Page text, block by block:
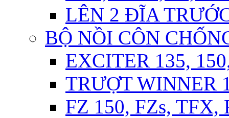
LÊN 2 ĐĨA
BỘ NỒI CÔN
EXCITER 135,
TRƯỢT WINNER
FZ 150, FZs, TFX,